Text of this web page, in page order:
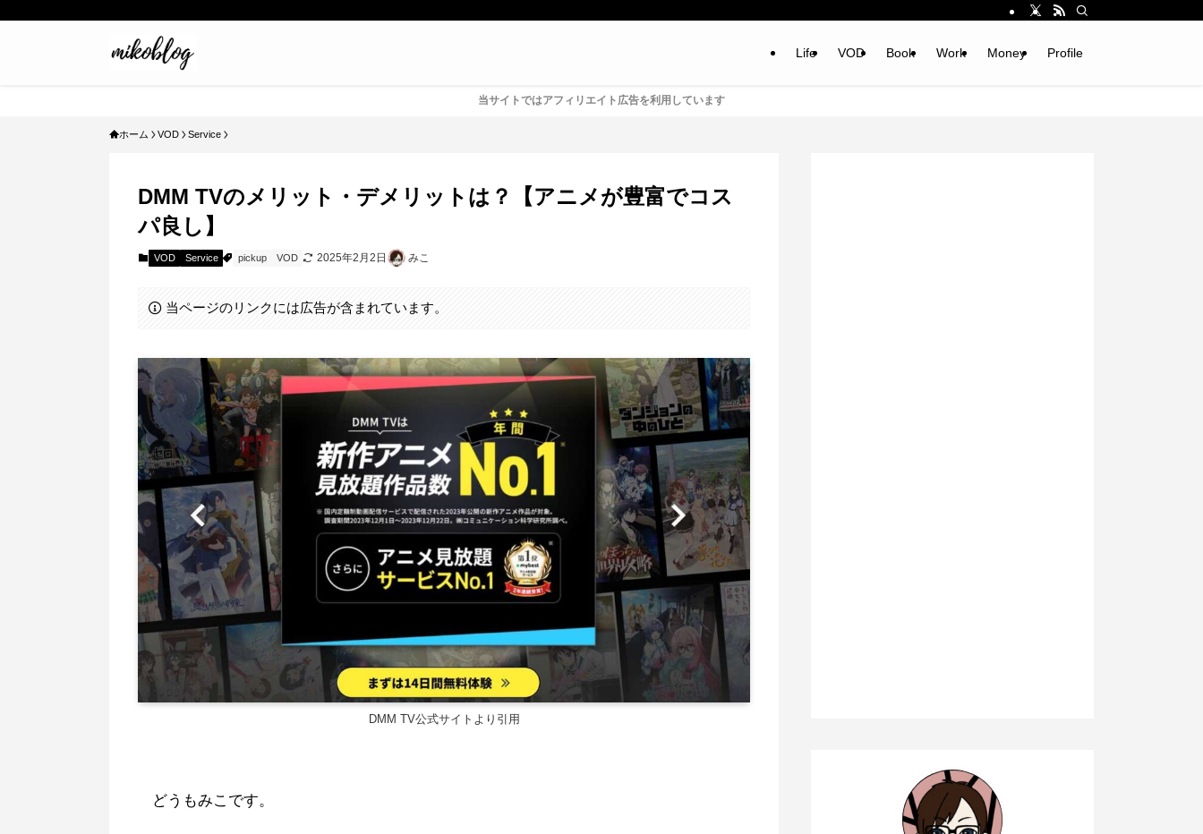
Life VOD Book Work Money Profile
当サイトではアフィリエイト広告を利用しています
ホーム VOD Service
DMM TVのメリット・デメリットは？【アニメが豊富でコス
パ良し】
VOD Service pickup VOD 2025年2月2日 みこ
当ページのリンクには広告が含まれています。
DMM TV公式サイトより引用
どうもみこです。